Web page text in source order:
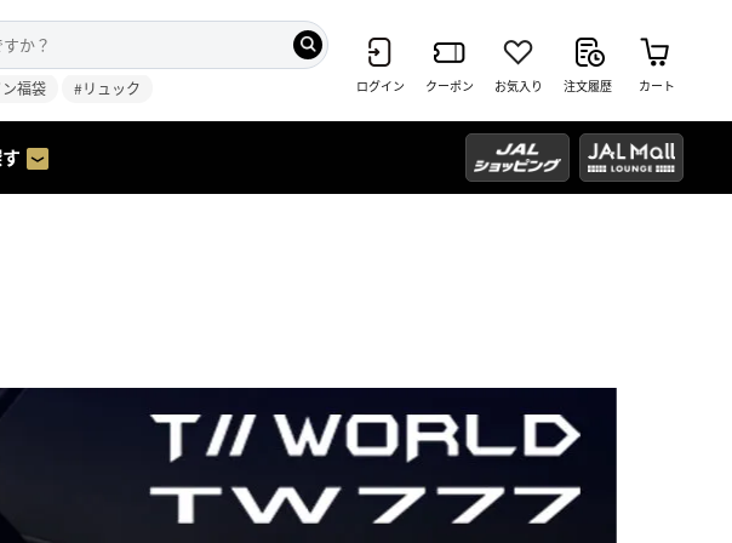
福袋 #リュック ログイン クーポン お気入り 注文履歴 カート